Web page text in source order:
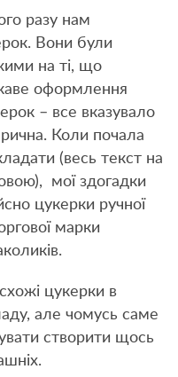
разу нам
Вони були
на ті, що
оформлення
– все вказувало
Коли почала
(весь текст на
мої здогадки
цукерки ручної
марки
цукерки в
але чомусь саме
створити щось